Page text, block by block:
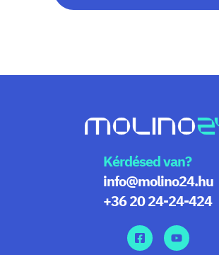
Kérdésed van?
info@molino24.hu
+36 20 24-24-424